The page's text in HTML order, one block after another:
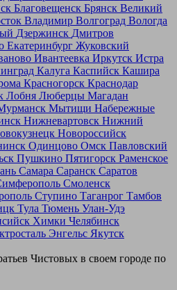
Благовещенск Брянск Великий
Владимир Волгоград Вологда
Дзержинск Дмитров
Екатеринбург Жуковский
Ивантеевка Иркутск Истра
Калуга Каспийск Кашира
Красногорск Краснодар
Лобня Люберцы Магадан
Мытищи Набережные
Нижневартовск Нижний
Новороссийск
Одинцово Омск Павловский
Пушкино Пятигорск Раменское
Самара Саранск Саратов
Смоленск
Ступино Таганрог Тамбов
Тула Тюмень Улан-Удэ
Химки Челябинск
Энгельс Якутск
Чистовых в своем городе по